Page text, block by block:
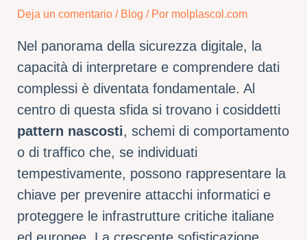
Deja un comentario / Blog / Por molplascol.com
Nel panorama della sicurezza digitale, la
capacità di interpretare e comprendere dati
complessi è diventata fondamentale. Al
centro di questa sfida si trovano i cosiddetti
pattern nascosti, schemi di comportamento
o di traffico che, se individuati
tempestivamente, possono rappresentare la
chiave per prevenire attacchi informatici e
proteggere le infrastrutture critiche italiane